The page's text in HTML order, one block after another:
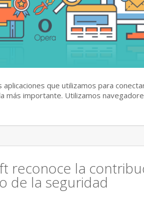
aplicaciones que utilizamos para
más importante. Utilizamos
reconoce la
de la seguridad